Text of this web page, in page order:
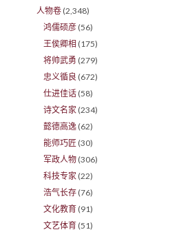
人物卷 (2,348)
鸿儒硕彦 (56)
王侯卿相 (175)
将帅武勇 (279)
忠义循良 (672)
仕进佳话 (58)
诗文名家 (234)
懿德高逸 (62)
能师巧匠 (30)
军政人物 (306)
科技专家 (22)
浩气长存 (76)
文化教育 (91)
文艺体育 (51)